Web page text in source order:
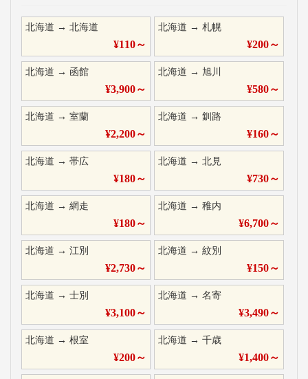
北海道 → 北海道
¥110～
北海道 →札幌
¥200～
北海道 → 函館
¥3,900～
北海道 →旭川
¥580～
北海道 → 室蘭
¥2,200～
北海道 →釧路
¥160～
北海道 → 帯広
¥180～
北海道 →北見
¥730～
北海道 → 網走
¥180～
北海道 →稚内
¥6,700～
北海道 → 江別
¥2,730～
北海道 →紋別
¥150～
北海道 → 士別
¥3,100～
北海道 →名寄
¥3,490～
北海道 → 根室
¥200～
北海道 →千歳
¥1,400～